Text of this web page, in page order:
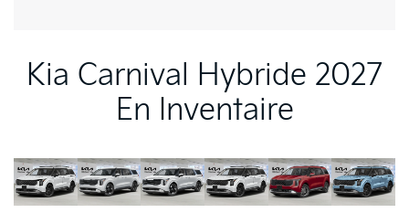
Kia Carnival Hybride 2027
En Inventaire